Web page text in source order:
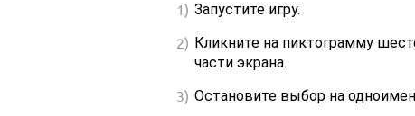
Запустите игру.
Кликните на пиктограмму
части экрана.
Остановите выбор на